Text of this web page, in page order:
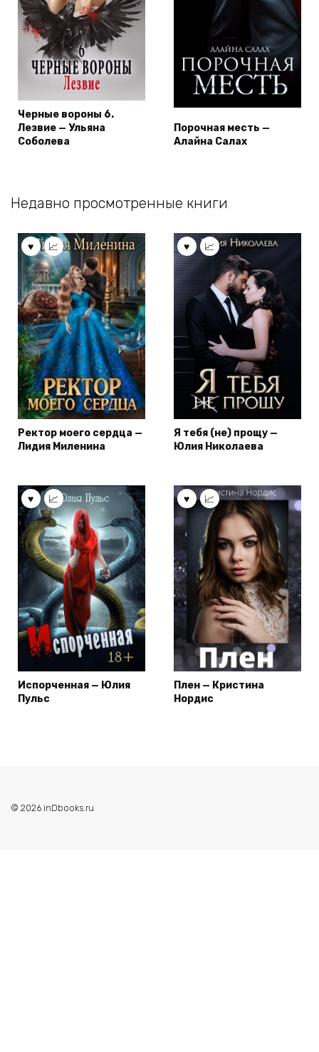
Черные вороны 6.
Лезвие — Ульяна
Соболева
Порочная месть —
Алайна Салах
Недавно просмотренные книги
Ректор моего сердца —
Лидия Миленина
Я тебя (не) прощу —
Юлия Николаева
Испорченная — Юлия
Пульс
Плен — Кристина
Нордис
© 2026 inDbooks.ru